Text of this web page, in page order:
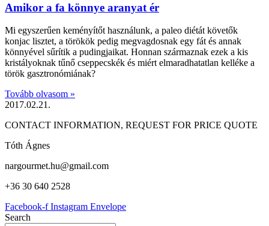
Amikor a fa könnye aranyat ér
Mi egyszerűen keményítőt használunk, a paleo diétát követők
konjac lisztet, a törökök pedig megvagdosnak egy fát és annak
könnyével sűrítik a pudingjaikat. Honnan származnak ezek a kis
kristályoknak tűnő cseppecskék és miért elmaradhatatlan kelléke a
török gasztronómiának?
Tovább olvasom »
2017.02.21.
CONTACT INFORMATION, REQUEST FOR PRICE QUOTE
Tóth Ágnes
nargourmet.hu@gmail.com
+36 30 640 2528
Facebook-f Instagram Envelope
Search